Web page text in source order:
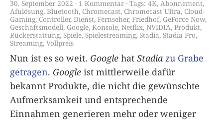
30. September 2022 1 Kommentar Tags: 4K, Abonnement,
Afulösung, Bluetooth, Chromecast, Chromecast Ultra, Cloud-
Gaming, Controller, Dienst, Fernseher, Friedhof, GeForce Now,
Geschäftsmodell, Google, Konsole, Netflix, NVIDIA, Produkt,
Rückerstattung, Spiele, Spielestreaming, Stadia, Stadia Pro,
Streaming, Vollpreis
Nun ist es so weit. Google hat Stadia zu Grabe
getragen. Google ist mittlerweile dafür
bekannt Produkte, die nicht die gewünschte
Aufmerksamkeit und entsprechende
Einnahmen generieren mehr oder weniger